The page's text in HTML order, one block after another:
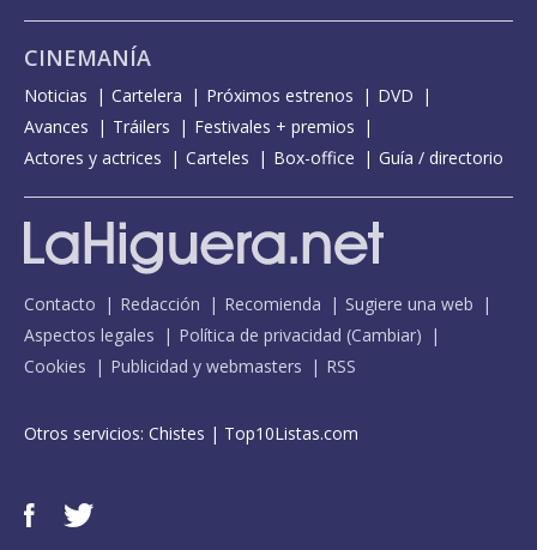
CINEMANÍA
Noticias Cartelera Próximos estrenos
DVD
Avances
Tráilers
Festivales + premios
Actores y actrices
Carteles Box-office Guía / directorio
Contacto Redacción Recomienda
Sugiere una web
Aspectos legales
Política de privacidad (Cambiar)
Cookies
Publicidad y webmasters RSS
Otros servicios: Chistes | Top10Listas.com